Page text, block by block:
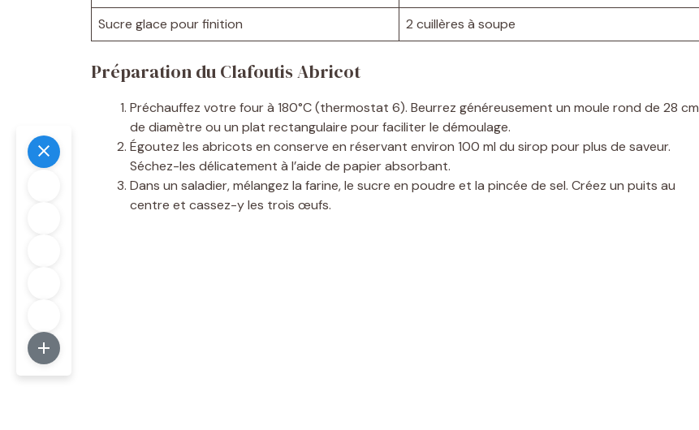
Sucre glace pour finition
2 cuillères à soupe
Préparation du Clafoutis Abricot
Préchauffez votre four à 180°C (thermostat 6). Beurrez généreusement un moule rond de 28 cm
de diamètre ou un plat rectangulaire pour faciliter le démoulage.
Égoutez les abricots en conserve en réservant environ 100 ml du sirop pour plus de saveur.
Séchez-les délicatement à l’aide de papier absorbant.
Dans un saladier, mélangez la farine, le sucre en poudre et la pincée de sel. Créez un puits au
centre et cassez-y les trois œufs.